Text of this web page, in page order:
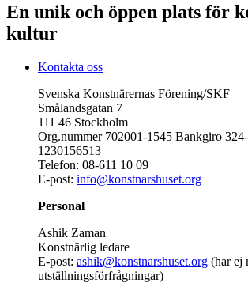
En unik och öppen plats för
kultur
Kontakta oss
Svenska Konstnärernas Förening/SKF
Smålandsgatan 7
111 46 Stockholm
Org.nummer 702001-1545 Bankgiro
1230156513
Telefon: 08-611 10 09
E-post: info@konstnarshuset.org
Personal
Ashik Zaman
Konstnärlig ledare
E-post: ashik@konstnarshuset.org (har ej
utställningsförfrågningar)